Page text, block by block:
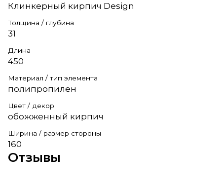
Клинкерный кирпич Design
Толщина / глубина
31
Длина
450
Материал / тип элемента
полипропилен
Цвет / декор
обожженный кирпич
Ширина / размер стороны
160
Отзывы